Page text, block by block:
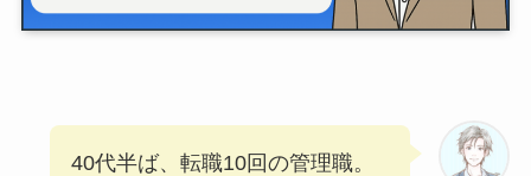
40代半ば、転職10回の管理職。